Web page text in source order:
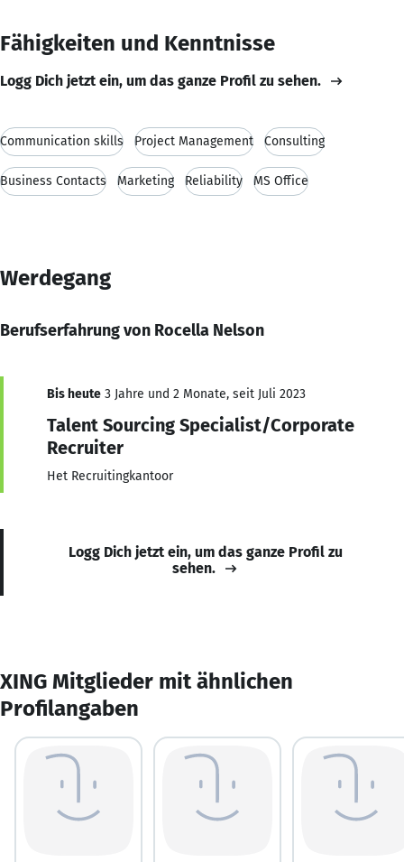
Fähigkeiten und Kenntnisse
Logg Dich jetzt ein, um das ganze Profil zu sehen.
Communication skills Project Management Consulting
Business Contacts Marketing Reliability MS Office
Werdegang
Berufserfahrung von Rocella Nelson
Bis heute 3 Jahre und 2 Monate, seit Juli 2023
Talent Sourcing Specialist/Corporate
Recruiter
Het Recruitingkantoor
Logg Dich jetzt ein, um das ganze Profil zu
sehen.
XING Mitglieder mit ähnlichen
Profilangaben